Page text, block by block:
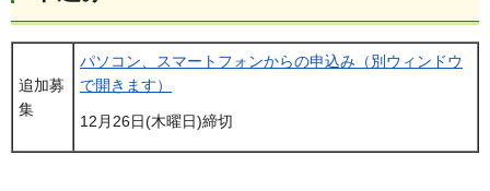
追加募
集
パソコン、スマートフォンからの申込み（別ウィンドウ
で開きます）
12月26日(木曜日)締切